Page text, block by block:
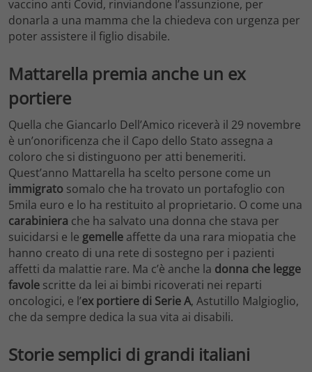
vaccino anti Covid, rinviandone l’assunzione, per
donarla a una mamma che la chiedeva con urgenza per
poter assistere il figlio disabile.
Mattarella premia anche un ex
portiere
Quella che Giancarlo Dell’Amico riceverà il 29 novembre
è un’onorificenza che il Capo dello Stato assegna a
coloro che si distinguono per atti benemeriti.
Quest’anno Mattarella ha scelto persone come un
immigrato somalo che ha trovato un portafoglio con
5mila euro e lo ha restituito al proprietario. O come una
carabiniera che ha salvato una donna che stava per
suicidarsi e le gemelle affette da una rara miopatia che
hanno creato di una rete di sostegno per i pazienti
affetti da malattie rare. Ma c’è anche la donna che legge
favole scritte da lei ai bimbi ricoverati nei reparti
oncologici, e l’ex portiere di Serie A, Astutillo Malgioglio,
che da sempre dedica la sua vita ai disabili.
Storie semplici di grandi italiani